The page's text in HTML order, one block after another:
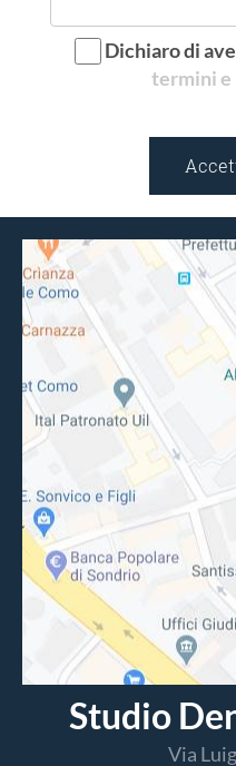
Dichiaro di
termini e
Studio
Via